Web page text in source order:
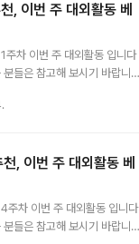
, 이번 주 대외활동 베
주차 이번 주 대외활동 입니다
들은 참고해 보시기 바랍니
기 모집✔ 2024 Hanskin 서포
소년·청년 '디지털 메타버스
] 대학생 서포터즈 1기 모집
프로그램 참여자 모집✔ 202
성 및 취업과정 ​* 자세한 내용
, 이번 주 대외활동 베
주차 이번 주 대외활동 입니다
들은 참고해 보시기 바랍니